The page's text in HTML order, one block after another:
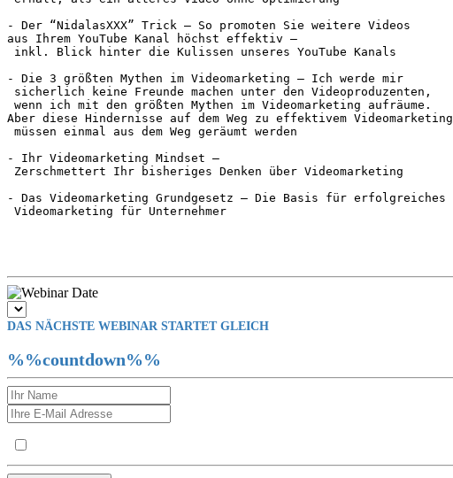
- Der “NidalasXXX” Trick – So promoten Sie weitere Videos
aus Ihrem YouTube Kanal höchst effektiv –
inkl. Blick hinter die Kulissen unseres YouTube Kanals
- Die 3 größten Mythen im Videomarketing – Ich werde mir
sicherlich keine Freunde machen unter den Videoproduzenten,
wenn ich mit den größten Mythen im Videomarketing aufräume.
Aber diese Hindernisse auf dem Weg zu effektivem Videomarketing
müssen einmal aus dem Weg geräumt werden
- Ihr Videomarketing Mindset –
Zerschmettert Ihr bisheriges Denken über Videomarketing
- Das Videomarketing Grundgesetz – Die Basis für erfolgreiches
Videomarketing für Unternehmer
DAS NÄCHSTE WEBINAR STARTET GLEICH
%%countdown%%